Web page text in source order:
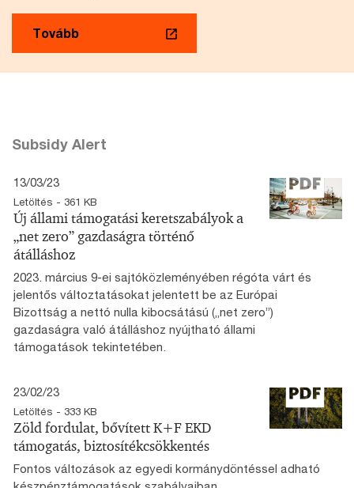
Tovább
Subsidy Alert
13/03/23
Letöltés - 361 KB
Új állami támogatási keretszabályok a
„net zero” gazdaságra történő
átálláshoz
2023. március 9-ei sajtóközleményében régóta várt és
jelentős változtatásokat jelentett be az Európai
Bizottság a nettó nulla kibocsátású („net zero”)
gazdaságra való átálláshoz nyújtható állami
támogatások tekintetében.
23/02/23
Letöltés - 333 KB
Zöld fordulat, bővített K+F EKD
támogatás, biztosítékcsökkentés
Fontos változások az egyedi kormánydöntéssel adható